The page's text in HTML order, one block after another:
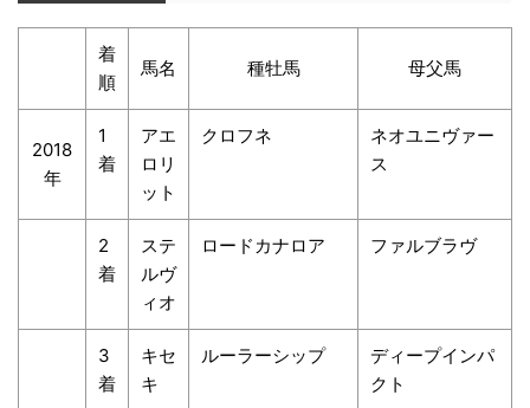
着
順
馬名 種牡馬 母父馬
2018
年
1
着
アエ
ロリ
ット
クロフネ
ネオユニヴァー
ス
2
着
ステ
ルヴ
ィオ
ロードカナロア ファルブラヴ
3
着
キセ
キ
ルーラーシップ
ディープインパ
クト